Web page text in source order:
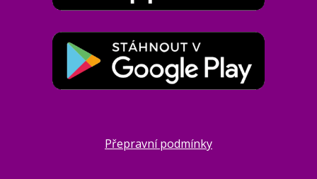
Přepravní podmínky